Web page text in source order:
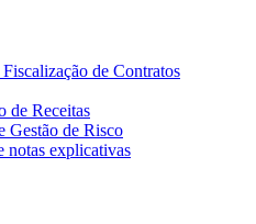
de Contratos
de Receitas
Gestão de Risco
notas explicativas